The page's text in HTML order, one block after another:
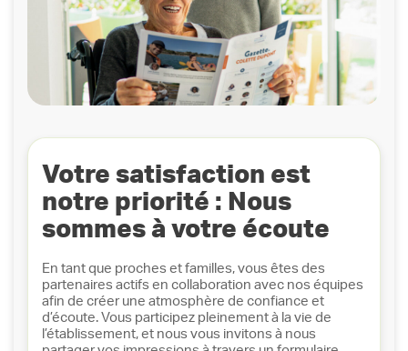
Votre satisfaction est
notre priorité : Nous
sommes à votre écoute
En tant que proches et familles, vous êtes des
partenaires actifs en collaboration avec nos équipes
afin de créer une atmosphère de confiance et
d’écoute. Vous participez pleinement à la vie de
l’établissement, et nous vous invitons à nous